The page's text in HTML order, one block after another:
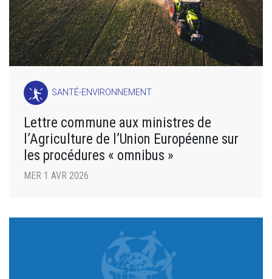
SANTÉ-ENVIRONNEMENT
Lettre commune aux ministres de
l’Agriculture de l’Union Européenne sur
les procédures « omnibus »
MER 1 AVR 2026